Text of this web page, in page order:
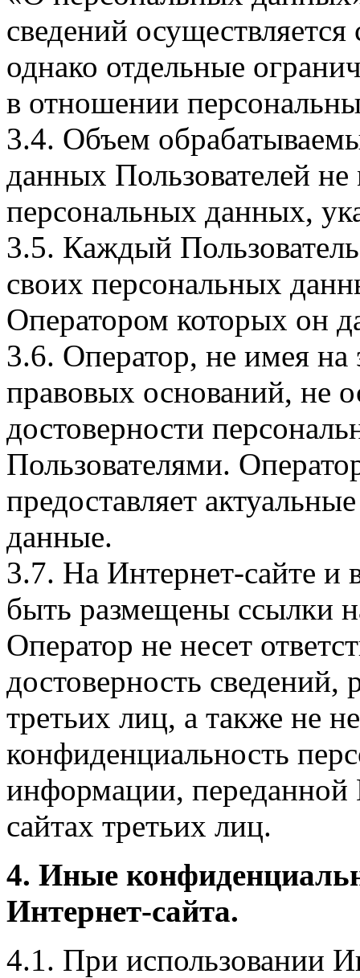
сведений
однако отдельные
в отношении
3.4. Объем
данных Пользователей
персональных данных,
3.5. Каждый
своих персональных
Оператором которых он
3.6. Оператор, не имея
правовых оснований, не
достоверности
Пользователями.
предоставляет
данные.
3.7. На Интернет-сайте
быть размещены ссылки
Оператор не несет
достоверность
третьих лиц, а также не
конфиденциальность
информации, переданной
сайтах третьих лиц.
4. Иные
Интернет-сайта.
4.1. При использовании